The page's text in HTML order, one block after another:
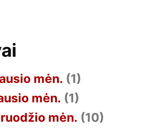
mėn. (1)
mėn. (1)
mėn. (10)